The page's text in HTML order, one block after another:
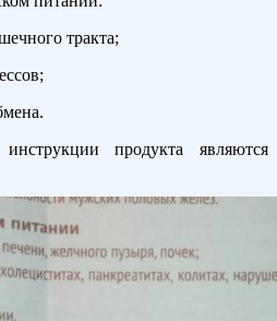
тракта;
продукта являются